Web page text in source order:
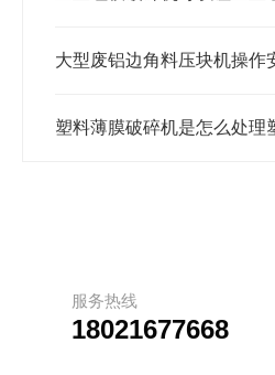
服务热线
18021677668